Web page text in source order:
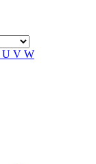
U V W